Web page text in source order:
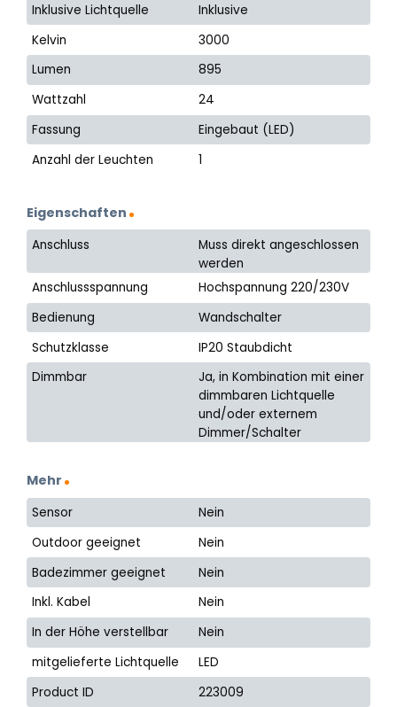
Inklusive Lichtquelle
Inklusive
Kelvin
3000
Lumen
895
Wattzahl
24
Fassung
Eingebaut (LED)
Anzahl der Leuchten
1
Eigenschaften
Anschluss
Muss direkt angeschlossen
werden
Anschlussspannung
Hochspannung 220/230V
Bedienung
Wandschalter
Schutzklasse
IP20 Staubdicht
Dimmbar
Ja, in Kombination mit einer
dimmbaren Lichtquelle
und/oder externem
Dimmer/Schalter
Mehr
Sensor
Nein
Outdoor geeignet
Nein
Badezimmer geeignet
Nein
Inkl. Kabel
Nein
In der Höhe verstellbar
Nein
mitgelieferte Lichtquelle
LED
Product ID
223009